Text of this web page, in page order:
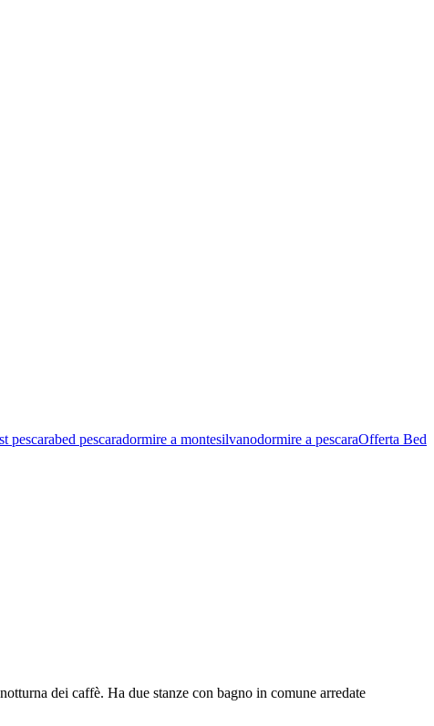
pescarabed pescaradormire a montesilvanodormire a pescaraOfferta Bed
dei caffè. Ha due stanze con bagno in comune arredate